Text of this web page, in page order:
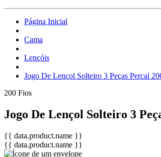
Página Inicial
Cama
Lençóis
Jogo De Lençol Solteiro 3 Peças Percal
200 Fios
Jogo De Lençol Solteiro 3
{{ data.product.name }}
{{ data.product.name }}